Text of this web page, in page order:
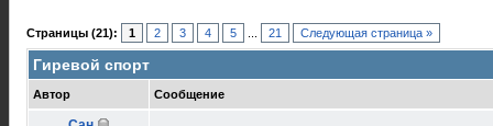
Страницы (21): 1 2 3 4 5 21 Следующая страница »
Гиревой спорт
Автор Сообщение